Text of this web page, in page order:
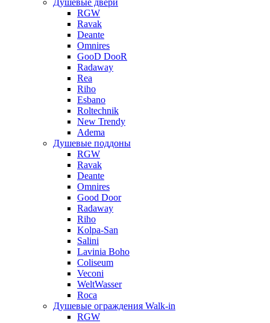
Душевые двери
RGW
Ravak
Deante
Omnires
GooD DooR
Radaway
Rea
Riho
Esbano
Roltechnik
New Trendy
Adema
Душевые поддоны
RGW
Ravak
Deante
Omnires
Good Door
Radaway
Riho
Kolpa-San
Salini
Lavinia Boho
Coliseum
Veconi
WeltWasser
Roca
Душевые ограждения Walk-in
RGW